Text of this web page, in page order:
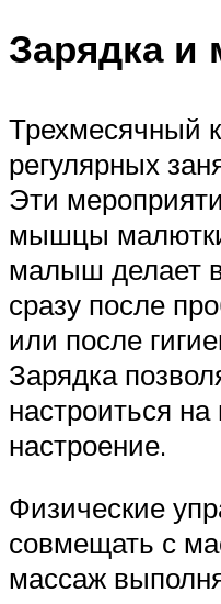
Зарядка и
Трехмесячный
регулярных
Эти
мышцы
малыш делает
сразу после
или после
Зарядка
настроиться
настроение.
Физические
совмещать с
массаж